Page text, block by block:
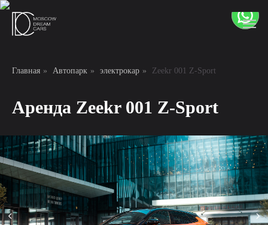
Главная » Автопарк » электрокар » Zeekr 001 Z-Sport
Аренда Zeekr 001 Z-Sport